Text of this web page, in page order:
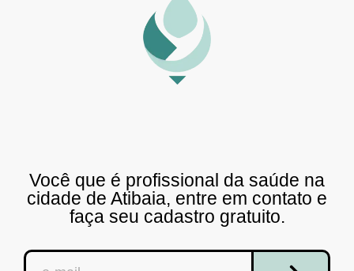
Você que é profissional da saúde na
cidade de Atibaia, entre em contato e
faça seu cadastro gratuito.